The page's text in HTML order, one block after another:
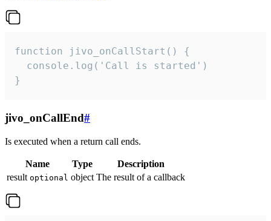
function jivo_onCallStart() {
  console.log('Call is started')
}
jivo_onCallEnd#
Is executed when a return call ends.
Name Type
Description
result optional object The result of a callback